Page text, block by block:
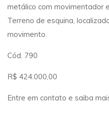
metálico com movimentador
Terreno de esquina,
movimento.
Cód. 790
R$ 424.000,00
Entre em contato e saiba